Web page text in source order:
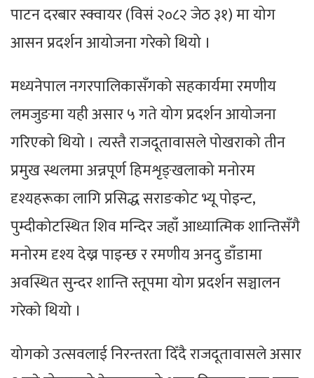
पाटन दरबार स्क्वायर (विसं २०८२ जेठ ३१) मा योग
आसन प्रदर्शन आयोजना गरेको थियो ।
मध्यनेपाल नगरपालिकासँगको सहकार्यमा रमणीय
लमजुङमा यही असार ५ गते योग प्रदर्शन आयोजना
गरिएको थियो । त्यस्तै राजदूतावासले पोखराको तीन
प्रमुख स्थलमा अन्नपूर्ण हिमशृङ्खलाको मनोरम
दृश्यहरूका लागि प्रसिद्ध सराङकोट भ्यू पोइन्ट,
पुम्दीकोटस्थित शिव मन्दिर जहाँ आध्यात्मिक शान्तिसँगै
मनोरम दृश्य देख्न पाइन्छ र रमणीय अनदु डाँडामा
अवस्थित सुन्दर शान्ति स्तूपमा योग प्रदर्शन सञ्चालन
गरेको थियो ।
योगको उत्सवलाई निरन्तरता दिँदै राजदूतावासले असार